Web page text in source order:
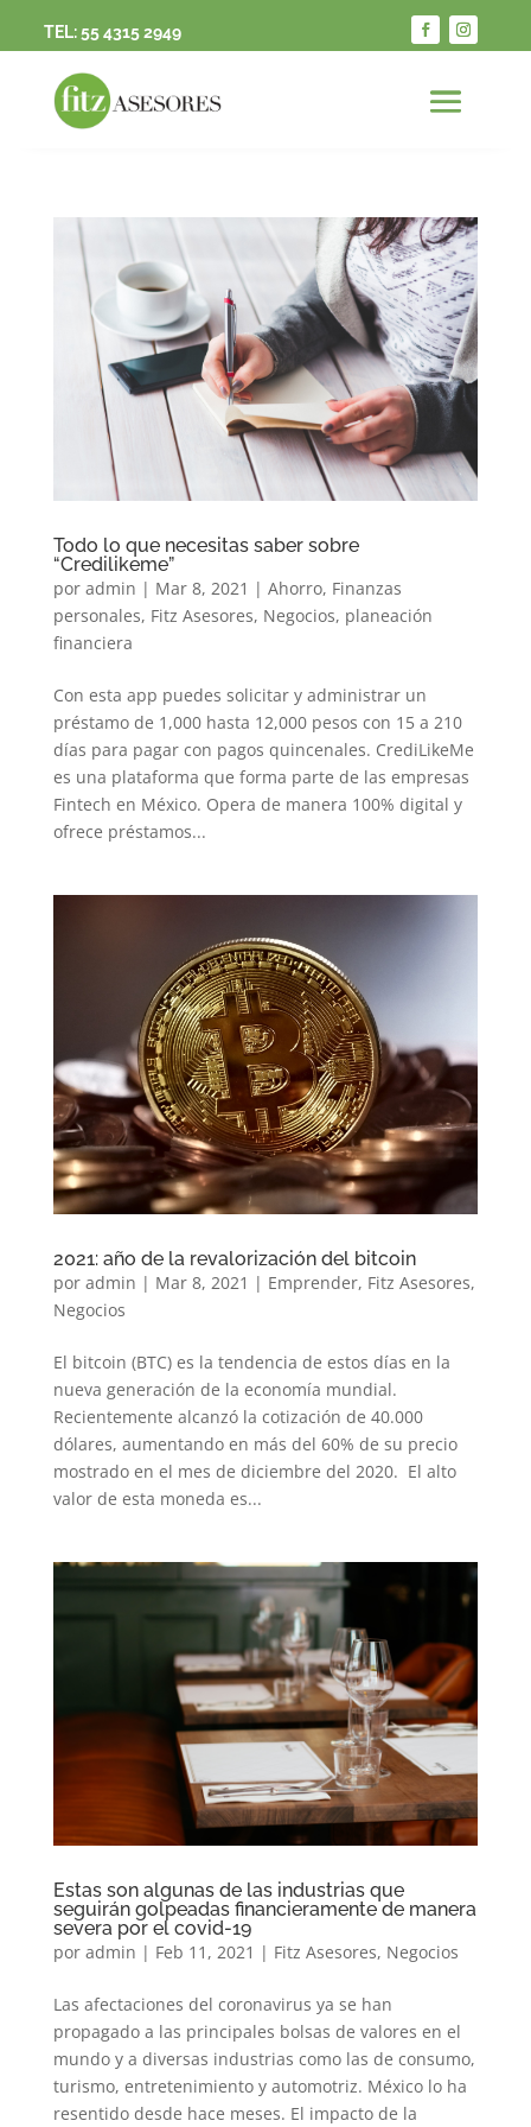
TEL:55 4315 2949
Todo lo que necesitas saber sobre
“Credilikeme”
por admin | Mar 8, 2021 | Ahorro, Finanzas
personales, Fitz Asesores, Negocios, planeación
financiera
Con esta app puedes solicitar y administrar un
préstamo de 1,000 hasta 12,000 pesos con 15 a 210
días para pagar con pagos quincenales. CrediLikeMe
es una plataforma que forma parte de las empresas
Fintech en México. Opera de manera 100% digital y
ofrece préstamos...
2021: año de la revalorización del bitcoin
por admin | Mar 8, 2021 | Emprender, Fitz Asesores,
Negocios
El bitcoin (BTC) es la tendencia de estos días en la
nueva generación de la economía mundial.
Recientemente alcanzó la cotización de 40.000
dólares, aumentando en más del 60% de su precio
mostrado en el mes de diciembre del 2020. El alto
valor de esta moneda es...
Estas son algunas de las industrias que
seguirán golpeadas financieramente de manera
severa por el covid-19
por admin | Feb 11, 2021 | Fitz Asesores, Negocios
Las afectaciones del coronavirus ya se han
propagado a las principales bolsas de valores en el
mundo y a diversas industrias como las de consumo,
turismo, entretenimiento y automotriz. México lo ha
resentido desde hace meses. El impacto de la